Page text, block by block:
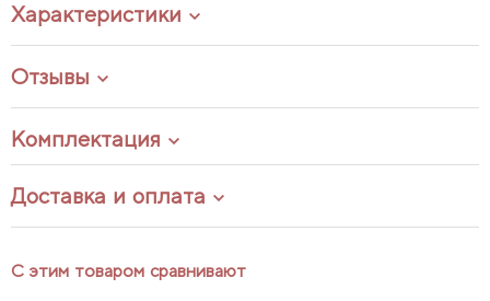
Характеристики
Отзывы
Комплектация
Доставка и оплата
С этим товаром сравнивают